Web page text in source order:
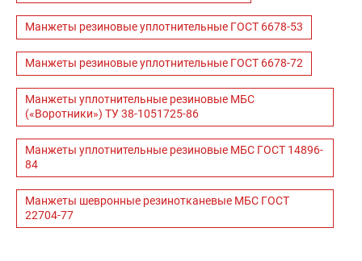
Манжеты резиновые уплотнительные ГОСТ 6678-53
Манжеты резиновые уплотнительные ГОСТ 6678-72
Манжеты уплотнительные резиновые МБС
(«Воротники») ТУ 38-1051725-86
Манжеты уплотнительные резиновые МБС ГОСТ 14896-
84
Манжеты шевронные резинотканевые МБС ГОСТ
22704-77